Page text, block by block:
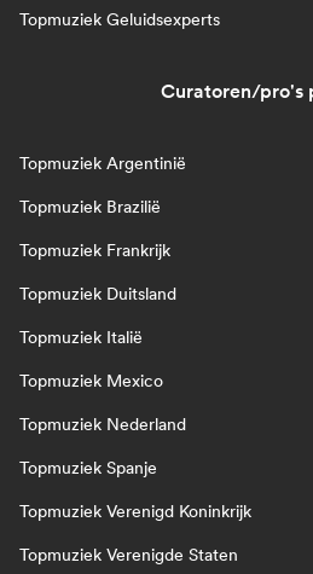
Topmuziek Geluidsexperts
Curatoren/pro's
Topmuziek Argentinië
Topmuziek Brazilië
Topmuziek Frankrijk
Topmuziek Duitsland
Topmuziek Italië
Topmuziek Mexico
Topmuziek Nederland
Topmuziek Spanje
Topmuziek Verenigd Koninkrijk
Topmuziek Verenigde Staten